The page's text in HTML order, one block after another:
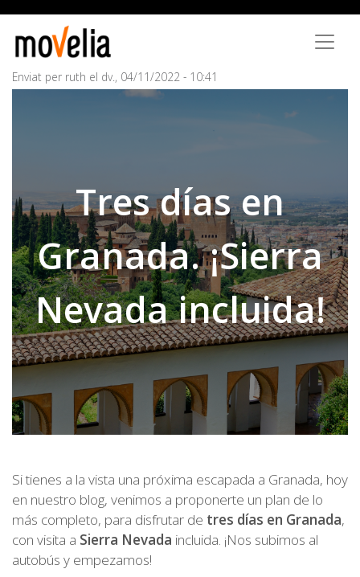
Vés
Enviat per ruth el dv., 04/11/2022 - 10:41
Tres días en
Granada. ¡Sierra
Nevada incluida!
Si tienes a la vista una próxima escapada a Granada, hoy
en nuestro blog, venimos a proponerte un plan de lo
más completo, para disfrutar de tres días en Granada,
con visita a Sierra Nevada incluida. ¡Nos subimos al
autobús y empezamos!